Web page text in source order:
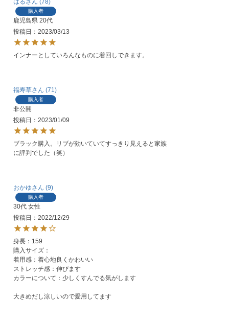
購入者
鹿児島県 20代
投稿日
2023/03/13
インナーとしていろんなものに着回しできます。
福寿草 71
購入者
非公開
投稿日
2023/01/09
ブラック購入。リブが効いていてすっきり見えると家族
に評判でした（笑）
おかゆ 9
購入者
30代 女性
投稿日
2022/12/29
身長：159
購入サイズ：
着用感：着心地良くかわいい
ストレッチ感：伸びます
カラーについて：少しくすんでる気がします
大きめだし涼しいので愛用してます